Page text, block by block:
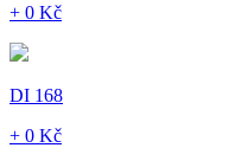
+ 0 Kč
DI 168
+ 0 Kč